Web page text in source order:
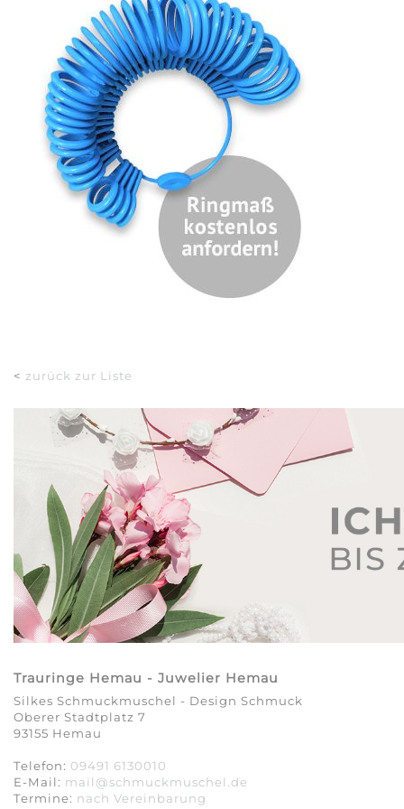
< zurück zur Liste
Trauringe Hemau - Juwelier Hemau
Silkes Schmuckmuschel - Design Schmuck
Oberer Stadtplatz 7
93155 Hemau
Telefon: 09491 6130010
E-Mail: mail@schmuckmuschel.de
Termine: nach Vereinbarung​​​​​​​